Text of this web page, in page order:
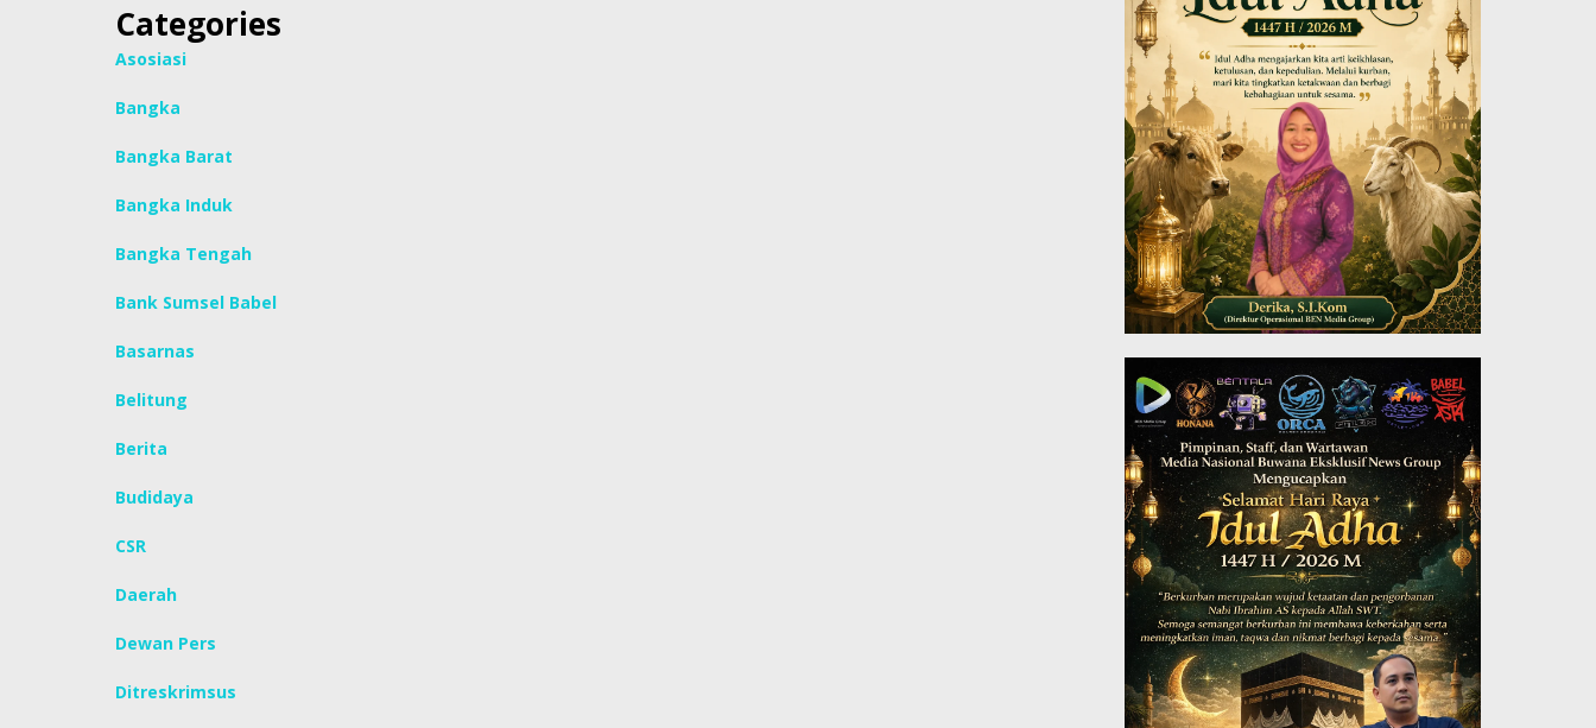
Categories
Asosiasi
Bangka
Bangka Barat
Bangka Induk
Bangka Tengah
Bank Sumsel Babel
Basarnas
Belitung
Berita
Budidaya
CSR
Daerah
Dewan Pers
Ditreskrimsus